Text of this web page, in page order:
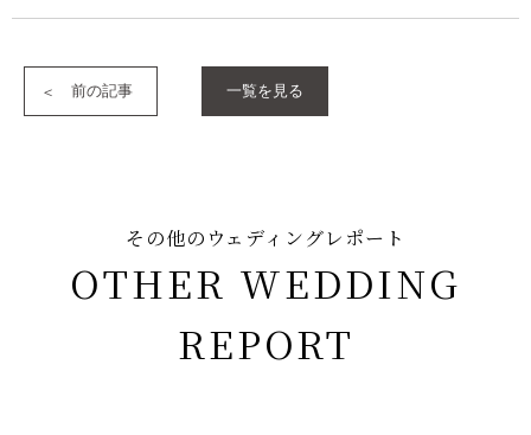
前の記事 一覧を見る
その他のウェディングレポート
OTHER WEDDING
REPORT